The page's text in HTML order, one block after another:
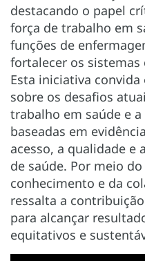
destacando o papel
força de trabalho em
funções de
fortalecer os sistemas
Esta iniciativa
sobre os desafios
trabalho em saúde e
baseadas em
acesso, a qualidade e
de saúde. Por meio
conhecimento e da
ressalta a
para alcançar
equitativos e